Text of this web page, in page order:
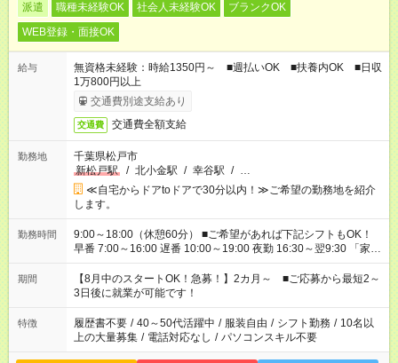
派遣 職種未経験OK 社会人未経験OK
ブランクOK
WEB登録・面接OK
給与
無資格未経験：時給1350円～ ■週払いOK ■扶養内OK ■日収
1万800円以上
交通費別途支給あり
交通費 交通費全額支給
勤務地
千葉県松戸市
新松戸駅
/ 北小金駅 / 幸谷駅 / …
≪自宅からドアtoドアで30分以内！≫ご希望の勤務地を紹介
します。
勤務時間
9:00～18:00（休憩60分） ■ご希望があれば下記シフトもOK！
早番 7:00～16:00 遅番 10:00～19:00 夜勤 16:30～翌9:30 「家族
と休みを合わせたい」 「余裕を持って夕飯の準備がしたい」
「できれば残業はしたくない」 など、ご希望を教えてください
ね。 ※Wワーク希望の方へ 今ご覧のお仕事で希望する勤務時間
と、もう1つのお仕事の勤務時間。 合計で週40時間を超える場
合は応募できません。
期間
【8月中のスタートOK！急募！】2カ月～ ■ご応募から最短2～
3日後に就業が可能です！
特徴 履歴書不要 / 40～50代活躍中 / 服装自由 / シフト勤務 / 10名以
上の大量募集 / 電話対応なし / パソコンスキル不要